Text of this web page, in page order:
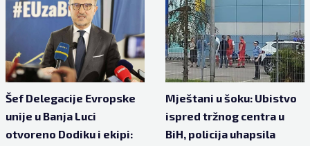
Šef Delegacije Evropske
unije u Banja Luci
otvoreno Dodiku i ekipi:
Mještani u šoku: Ubistvo
ispred tržnog centra u
BiH, policija uhapsila